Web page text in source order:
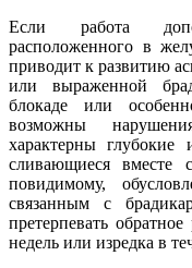
Если работа
расположенного в
приводит к развитию
или выраженной
блокаде или
возможны
характерны
сливающиеся
повидимому,
связанным с
претерпевать
недель или изредка в